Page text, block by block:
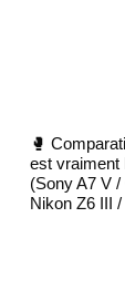
🥊
est vraiment
(Sony A7 V
Nikon Z6 III